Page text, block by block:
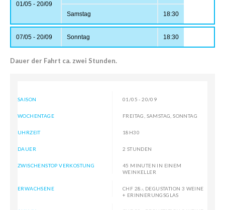
01/05 - 20/09
Samstag 18:30
Saison Wochentage Abfahrtszeiten
07/05 - 20/09 Sonntag 18:30
Dauer der Fahrt ca. zwei Stunden.
SAISON 01/05 - 20/09
WOCHENTAGE FREITAG, SAMSTAG, SONNTAG
UHRZEIT 18H30
DAUER 2 STUNDEN
ZWISCHENSTOP VERKOSTUNG
45 MINUTEN IN EINEM
WEINKELLER
ERWACHSENE
CHF 28.-, DEGUSTATION 3 WEINE
+ ERINNERUNGSGLAS